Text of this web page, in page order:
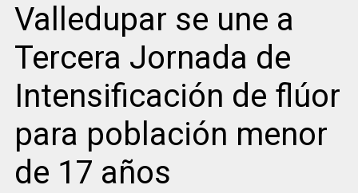
Valledupar se une a
Tercera Jornada de
Intensificación de flúor
para población menor
de 17 años